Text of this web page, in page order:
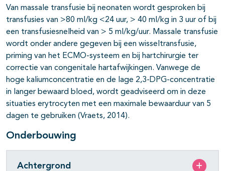
Van massale transfusie bij neonaten wordt gesproken bij
transfusies van >80 ml/kg <24 uur, > 40 ml/kg in 3 uur of bij
een transfusiesnelheid van > 5 ml/kg/uur. Massale transfusie
wordt onder andere gegeven bij een wisseltransfusie,
priming van het ECMO-systeem en bij hartchirurgie ter
correctie van congenitale hartafwijkingen. Vanwege de
hoge kaliumconcentratie en de lage 2,3-DPG-concentratie
in langer bewaard bloed, wordt geadviseerd om in deze
situaties erytrocyten met een maximale bewaarduur van 5
dagen te gebruiken (Vraets, 2014).
Onderbouwing
Achtergrond